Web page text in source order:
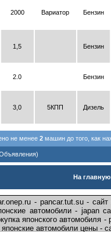
2000 Вариатор Бензин
1,5 Бензин
2.0 Бензин
3,0 5КПП Дизель
не менее 2машин до того, как
На главную
- pancar.tut.su -
автомобили - japan
японского автомобиля
автомобили цены -